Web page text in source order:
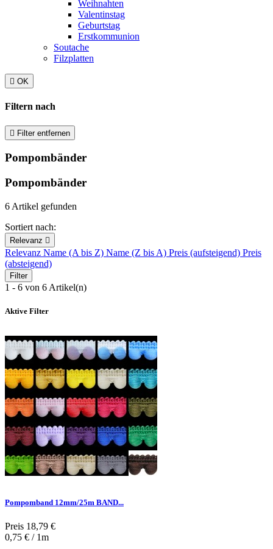
Weihnahten
Valentinstag
Geburtstag
Erstkommunion
Soutache
Filzplatten
 OK
Filtern nach
 Filter entfernen
Pompombänder
Pompombänder
6 Artikel gefunden
Sortiert nach:
Relevanz 
Relevanz Name (A bis Z) Name (Z bis A) Preis (aufsteigend) Preis
(absteigend)
Filter
1 - 6 von 6 Artikel(n)
Aktive Filter
Pompomband 12mm/25m BAND...
Preis 18,79 €
0,75 € / 1m